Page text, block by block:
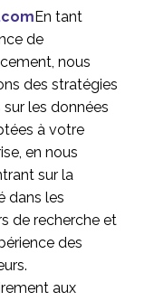
3
En tant
de
nous
des stratégies
sur les données
à votre
en nous
sur la
dans les
de recherche et
des
aux